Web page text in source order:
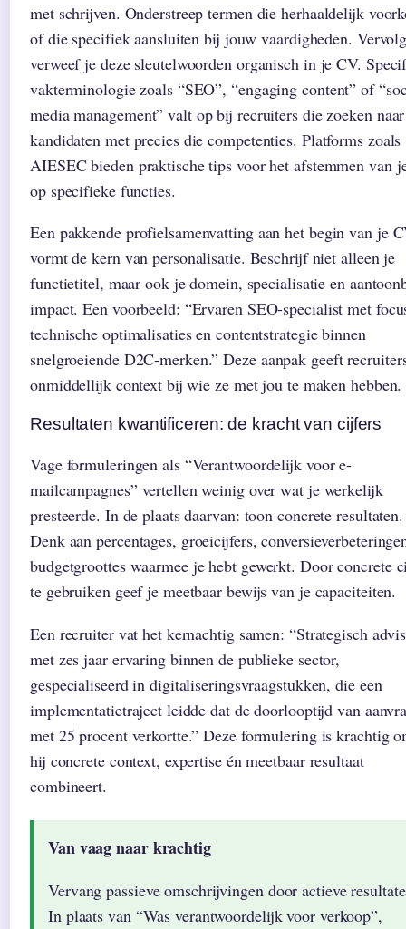
met schrijven. Onderstreep termen die herhaaldelijk
of die specifiek aansluiten bij jouw vaardigheden.
verweef je deze sleutelwoorden organisch in je CV.
vakterminologie zoals “SEO”, “engaging content” of
media management” valt op bij recruiters die zoeken naar
kandidaten met precies die competenties. Platforms zoals
AIESEC bieden praktische tips voor het afstemmen van
op specifieke functies.
Een pakkende profielsamenvatting aan het begin van je
vormt de kern van personalisatie. Beschrijf niet alleen je
functietitel, maar ook je domein, specialisatie en
impact. Een voorbeeld: “Ervaren SEO-specialist met
technische optimalisaties en contentstrategie binnen
snelgroeiende D2C-merken.” Deze aanpak geeft
onmiddellijk context bij wie ze met jou te maken hebben.
Resultaten kwantificeren: de kracht van cijfers
Vage formuleringen als “Verantwoordelijk voor e-
mailcampagnes” vertellen weinig over wat je werkelijk
presteerde. In de plaats daarvan: toon concrete resultaten.
Denk aan percentages, groeicijfers,
budgetgroottes waarmee je hebt gewerkt. Door concrete
te gebruiken geef je meetbaar bewijs van je capaciteiten.
Een recruiter vat het kernachtig samen: “Strategisch
met zes jaar ervaring binnen de publieke sector,
gespecialiseerd in digitaliseringsvraagstukken, die een
implementatietraject leidde dat de doorlooptijd van
met 25 procent verkortte.” Deze formulering is krachtig
hij concrete context, expertise én meetbaar resultaat
combineert.
Van vaag naar krachtig
Vervang passieve omschrijvingen door actieve
In plaats van “Was verantwoordelijk voor verkoop”,